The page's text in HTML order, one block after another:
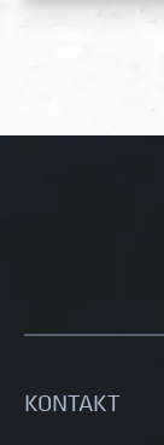
KONTAKT